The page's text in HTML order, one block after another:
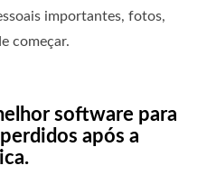
importantes, fotos,
começar.
software para
após a